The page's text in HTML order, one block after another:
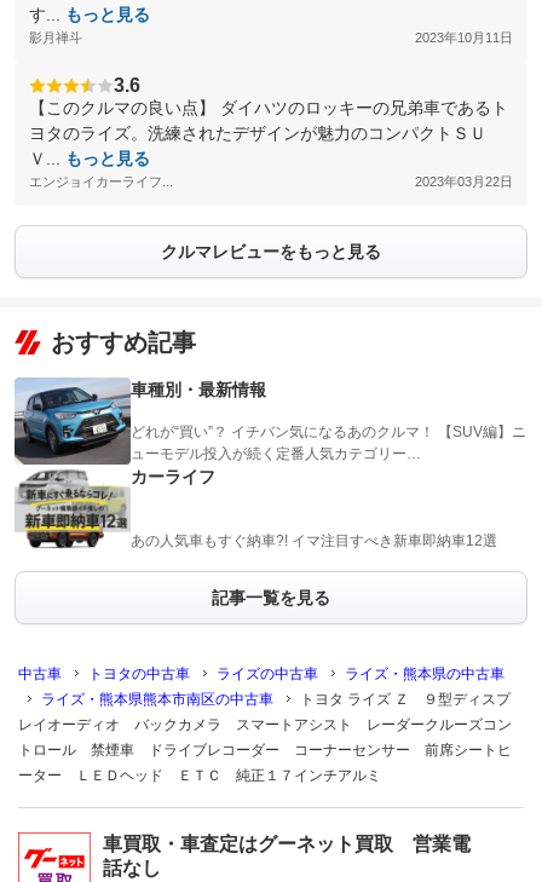
す...
もっと見る
影月禅斗 2023年10月11日
3.6
【このクルマの良い点】 ダイハツのロッキーの兄弟車であるト
ヨタのライズ。洗練されたデザインが魅力のコンパクトＳＵ
Ｖ...
もっと見る
エンジョイカーライフ... 2023年03月22日
クルマレビューをもっと見る
おすすめ記事
車種別・最新情報
どれが“買い”？ イチバン気になるあのクルマ！ 【SUV編】ニ
ューモデル投入が続く定番人気カテゴリー…
カーライフ
あの人気車もすぐ納車?! イマ注目すべき新車即納車12選
記事一覧を見る
中古車 トヨタの中古車 ライズの中古車
ライズ・熊本県の中古車
ライズ・熊本県熊本市南区の中古車
トヨタ ライズ Ｚ ９型ディスプ
レイオーディオ バックカメラ スマートアシスト レーダークルーズコン
トロール 禁煙車 ドライブレコーダー コーナーセンサー 前席シートヒ
ーター ＬＥＤヘッド ＥＴＣ 純正１７インチアルミ
車買取・車査定はグーネット買取 営業電
話なし